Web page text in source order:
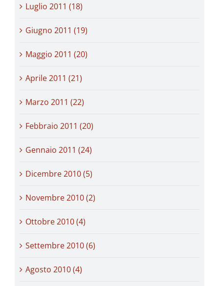
Luglio 2011 (18)
Giugno 2011 (19)
Maggio 2011 (20)
Aprile 2011 (21)
Marzo 2011 (22)
Febbraio 2011 (20)
Gennaio 2011 (24)
Dicembre 2010 (5)
Novembre 2010 (2)
Ottobre 2010 (4)
Settembre 2010 (6)
Agosto 2010 (4)